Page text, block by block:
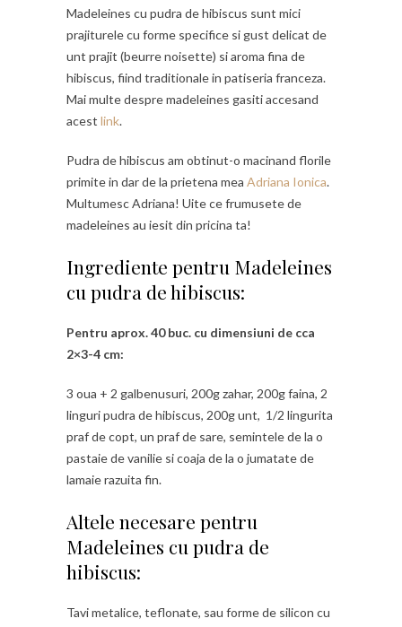
Madeleines cu pudra de hibiscus sunt mici
prajiturele cu forme specifice si gust delicat de
unt prajit (beurre noisette) si aroma fina de
hibiscus, fiind traditionale in patiseria franceza.
Mai multe despre madeleines gasiti accesand
acest link.
Pudra de hibiscus am obtinut-o macinand florile
primite in dar de la prietena mea Adriana Ionica.
Multumesc Adriana! Uite ce frumusete de
madeleines au iesit din pricina ta!
Ingrediente pentru Madeleines
cu pudra de hibiscus:
Pentru aprox. 40 buc. cu dimensiuni de cca
2×3-4 cm:
3 oua + 2 galbenusuri, 200g zahar, 200g faina, 2
linguri pudra de hibiscus, 200g unt, 1/2 lingurita
praf de copt, un praf de sare, semintele de la o
pastaie de vanilie si coaja de la o jumatate de
lamaie razuita fin.
Altele necesare pentru
Madeleines cu pudra de
hibiscus:
Tavi metalice, teflonate, sau forme de silicon cu